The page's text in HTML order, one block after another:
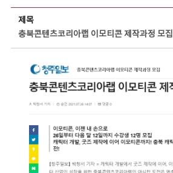
제목
충북콘텐츠코리아랩 이모티콘 제작과정 모집